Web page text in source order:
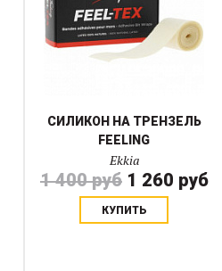
СИЛИКОН НА ТРЕНЗЕЛЬ
FEELING
Ekkia
1 400 руб 1 260 руб
КУПИТЬ